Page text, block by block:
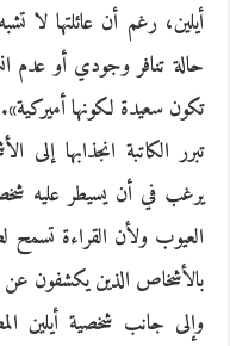
أيلين، رغم أن عائلتها لا
حالة تنافر وجودي أو عدم
تكون سعيدة لكونها
تبرر الكاتبة انجذابها
يرغب في أن يسيطر عليه
العيوب ولأن القراءة تسمح
بالأشخاص الذين يكشفون
وإلى جانب شخصية أيلين